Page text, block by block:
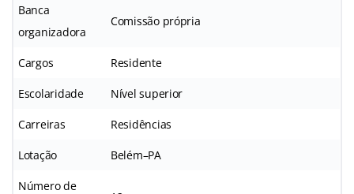
Banca
organizadora
Comissão própria
Cargos Residente
Escolaridade Nível superior
Carreiras Residências
Lotação Belém–PA
Número de